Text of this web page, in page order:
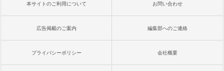
本サイトのご利用について お問い合わせ
広告掲載のご案内 編集部へのご連絡
プライバシーポリシー 会社概要